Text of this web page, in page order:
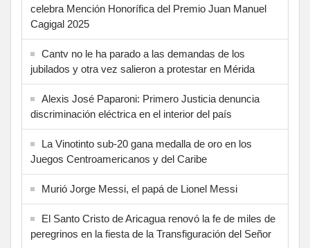
celebra Mención Honorífica del Premio Juan Manuel
Cagigal 2025
Cantv no le ha parado a las demandas de los
jubilados y otra vez salieron a protestar en Mérida
Alexis José Paparoni: Primero Justicia denuncia
discriminación eléctrica en el interior del país
La Vinotinto sub-20 gana medalla de oro en los
Juegos Centroamericanos y del Caribe
Murió Jorge Messi, el papá de Lionel Messi
El Santo Cristo de Aricagua renovó la fe de miles de
peregrinos en la fiesta de la Transfiguración del Señor